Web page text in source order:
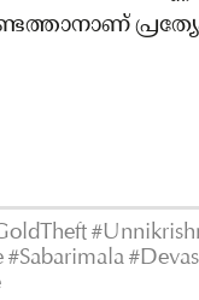
#Sabarimala